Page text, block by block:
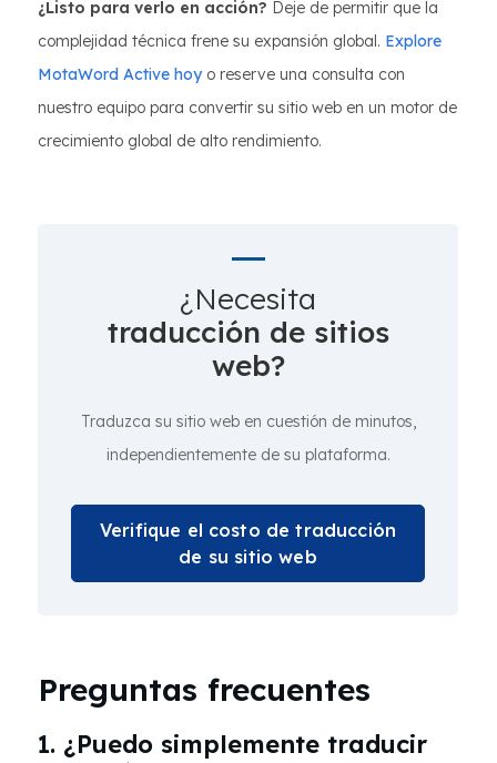
¿Listo para verlo en acción? Deje de permitir que la
complejidad técnica frene su expansión global. Explore
MotaWord Active hoyo reserve una consulta con
nuestro equipo para convertir su sitio web en un motor de
crecimiento global de alto rendimiento.
¿Necesita
traducción de sitios
web?
Traduzca su sitio web en cuestión de minutos,
independientemente de su plataforma.
Verifique el costo de traducción
de su sitio web
Preguntas frecuentes
1. ¿Puedo simplemente traducir